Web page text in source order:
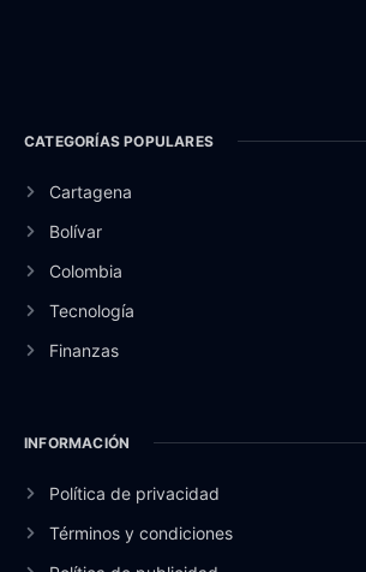
CATEGORÍAS POPULARES
Cartagena
Bolívar
Colombia
Tecnología
Finanzas
INFORMACIÓN
Política de privacidad
Términos y condiciones